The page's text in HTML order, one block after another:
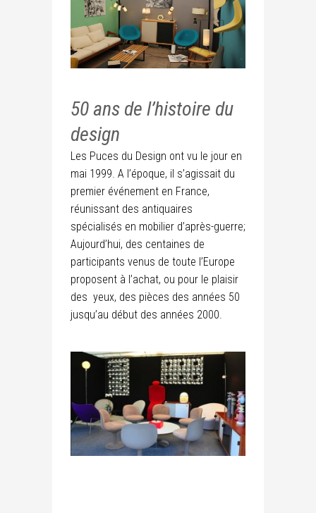
50 ans de l’histoire du
design
Les Puces du Design ont vu le jour en
mai 1999. A l’époque, il s’agissait du
premier événement en France,
réunissant des antiquaires
spécialisés en mobilier d’après-guerre;
Aujourd’hui, des centaines de
participants venus de toute l’Europe
proposent à l’achat, ou pour le plaisir
des yeux, des pièces des années 50
jusqu’au début des années 2000.